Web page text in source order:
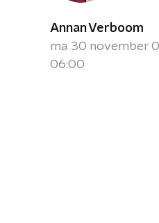
Annan Verboom
ma 30 november
06:00